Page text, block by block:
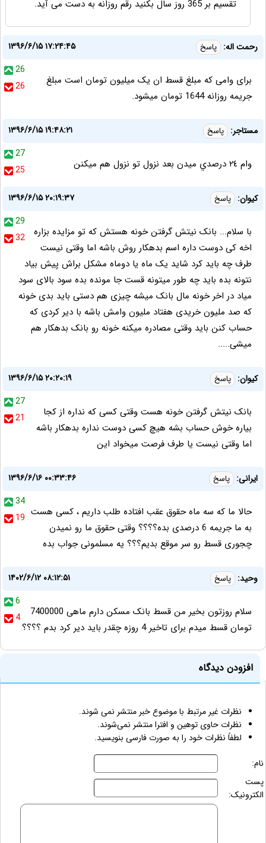
تقسیم بر 365 روز سال بکنید رقم روزانه به دست می آید.
رحمت اله: پاسخ
۱۳۹۶/۶/۱۵ ۱۷:۲۴:۴۵
26
26
برای وامی که مبلغ قسط ان یک میلیون تومان است مبلغ
جریمه روزانه 1644 تومان میشود.
مستاجر: پاسخ
۱۳۹۶/۶/۱۵ ۱۹:۴۸:۲۱
27
25
وام ٢٤ درصدي ميدن بعد نزول تو نزول هم ميكنن
کیوان: پاسخ
۱۳۹۶/۶/۱۵ ۲۰:۱۹:۳۷
29
32
با سلام... بانک نیتش گرفتن خونه هستش که تو مزایده بزاره
اخه کی دوست داره اسم بدهکار روش باشه اما وقتی نیست
طرف چه باید کرد شاید یک ماه یا دوماه مشکل براش پیش بیاد
نتونه بده باید چه طور میتونه قست جا مونده بده سود بالای سود
میاد در اخر خونه مال بانک میشه چیزی هم دستی باید بدی خونه
که صد ملیون خریدی هفتاد ملیون وامش باشه با دیر کردی که
حساب کنن باید وقتی مصادره میکنه خونه رو بانک بدهکار هم
میشی.....
کیوان: پاسخ
۱۳۹۶/۶/۱۵ ۲۰:۲۰:۱۹
27
21
بانک نیتش گرفتن خونه هست وقتی کسی که نداره از کجا
بیاره خوش حساب بشه هیچ کسی دوست نداره بدهکار باشه
اما وقتی نیست یا طرف فرصت میخواد این
ایرانی: پاسخ
۱۳۹۶/۶/۱۶ ۰۰:۳۳:۴۶
34
19 حالا ما که سه ماه حقوق عقب افتاده طلب داریم ، کسی هست
به ما جریمه 6 درصدی بده؟؟؟؟ وقتی حقوق ما رو نمیدن
چجوری قسط رو سر موقع بدیم؟؟؟ یه مسلمونی جواب بده
وحید: پاسخ
۱۴۰۲/۶/۱۲ ۰۸:۱۲:۵۱
6
4
سلام روزتون بخیر من قسط بانک مسکن دارم ماهی 7400000
تومان قسط میدم برای تاخیر 4 روزه چقدر باید دیر کرد بدم ؟؟؟؟
افزودن دیدگاه
نظرات غیر مرتبط با موضوع خبر منتشر نمی شوند.
نظرات حاوی توهین و افترا منتشر نمی‌شوند.
لطفاً نظرات خود را به صورت فارسی بنویسید.
نام:
پست
الکترونیک: